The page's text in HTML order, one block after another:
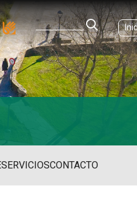
SERVICIOSCONTACTO